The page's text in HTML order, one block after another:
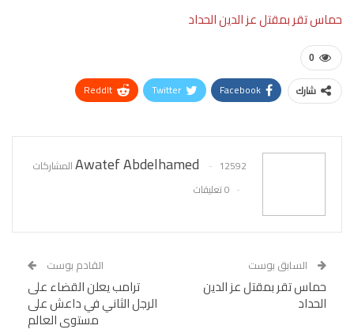
حماس تقر بمقتل عز الدين الحداد
0
شارك Facebook
Twitter
ReddIt
Awatef Abdelhamed
12592 المشاركات
0 تعليقات
السابق بوست
حماس تقر بمقتل عز الدين
الحداد
القادم بوست
ترامب يعلن القضاء على
الرجل الثاني في داعش على
مستوى العالم